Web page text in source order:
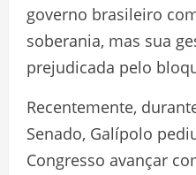
governo brasileiro
soberania, mas sua
prejudicada pelo
Recentemente,
Senado, Galípolo
Congresso avançar